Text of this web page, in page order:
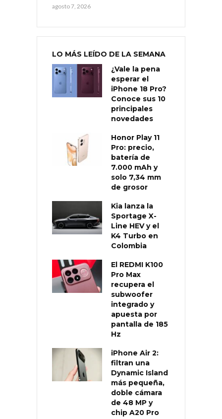
agosto 7, 2026
LO MÁS LEÍDO DE LA SEMANA
¿Vale la pena
esperar el
iPhone 18 Pro?
Conoce sus 10
principales
novedades
Honor Play 11
Pro: precio,
batería de
7.000 mAh y
solo 7,34 mm
de grosor
Kia lanza la
Sportage X-
Line HEV y el
K4 Turbo en
Colombia
El REDMI K100
Pro Max
recupera el
subwoofer
integrado y
apuesta por
pantalla de 185
Hz
iPhone Air 2:
filtran una
Dynamic Island
más pequeña,
doble cámara
de 48 MP y
chip A20 Pro